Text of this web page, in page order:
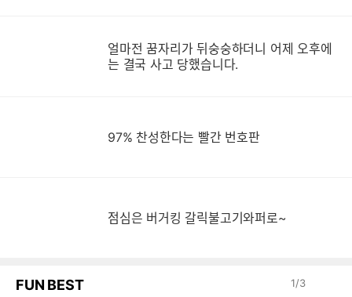
얼마전 꿈자리가 뒤숭숭하더니 어제 오후에
는 결국 사고 당했습니다.
97% 찬성한다는 빨간 번호판
점심은 버거킹 갈릭불고기와퍼로~
FUN BEST 1/3